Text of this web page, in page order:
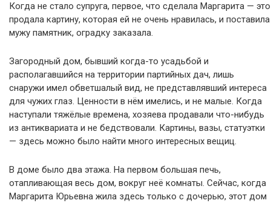
Когда не стало супруга, первое, что сделала Маргарита — это
продала картину, которая ей не очень нравилась, и поставила
мужу памятник, оградку заказала.
Загородный дом, бывший когда-то усадьбой и
располагавшийся на территории партийных дач, лишь
снаружи имел обветшалый вид, не представлявший интереса
для чужих глаз. Ценности в нём имелись, и не малые. Когда
наступали тяжёлые времена, хозяева продавали что-нибудь
из антиквариата и не бедствовали. Картины, вазы, статуэтки
— здесь можно было найти много интересных вещиц.
В доме было два этажа. На первом большая печь,
отапливающая весь дом, вокруг неё комнаты. Сейчас, когда
Маргарита Юрьевна жила здесь только с дочерью, этот дом